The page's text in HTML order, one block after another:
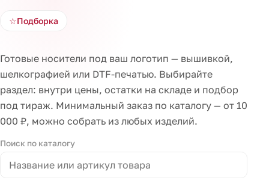
☆Подборка
Готовые носители под ваш логотип — вышивкой,
шелкографией или DTF-печатью. Выбирайте
раздел: внутри цены, остатки на складе и подбор
под тираж. Минимальный заказ по каталогу — от 10
000 ₽, можно собрать из любых изделий.
Поиск по каталогу